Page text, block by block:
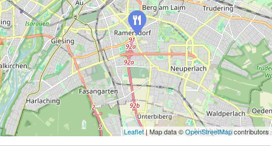
Leaflet| Map data ©OpenStreetMapcontributors